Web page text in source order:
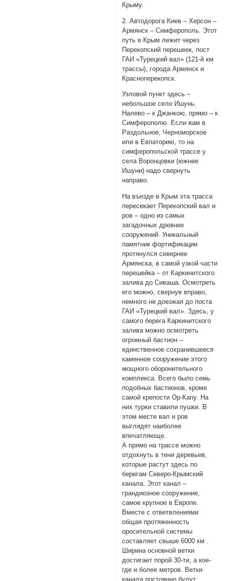
Крыму.
2. Автодорога Киев – Херсон –
Армянск – Симферополь. Этот
путь в Крым лежит через
Перекопский перешеек, пост
ГАИ «Турецкий вал» (121-й км
трассы), города Армянск и
Красноперекопск.
Узловой пункт здесь –
небольшое село Ишунь.
Налево – к Джанкою, прямо – к
Симферополю. Если вам в
Раздольное, Черноморское
или в Евпаторию, то на
симферопольской трассе у
села Воронцовки (южнее
Ишуни) надо свернуть
направо.
На въезде в Крым эта трасса
пересекает Перекопский вал и
ров – одно из самых
загадочных древних
сооружений. Уникальный
памятник фортификации
протянулся севернее
Армянска, в самой узкой части
перешейка – от Каркинитского
залива до Сиваша. Осмотреть
его можно, свернув вправо,
немного не доезжая до поста
ГАИ «Турецкий вал». Здесь, у
самого берега Каркинитского
залива можно осмотреть
огромный бастион –
единственное сохранившееся
каменное сооружение этого
мощного оборонительного
комплекса. Всего было семь
подобных бастионов, кроме
самой крепости Ор-Капу. На
них турки ставили пушки. В
этом месте вал и ров
выглядят наиболее
впечатляюще.
А прямо на трассе можно
отдохнуть в тени деревьев,
которые растут здесь по
берегам Северо-Крымский
канала. Этот канал –
грандиозное сооружение,
самое крупное в Европе.
Вместе с ответвлениями
общая протяженность
оросительной системы
составляет свыше 6000 км .
Ширина основной ветки
достигает порой 30-ти, а кое-
где и более метров. Ветки
канала постоянно будут